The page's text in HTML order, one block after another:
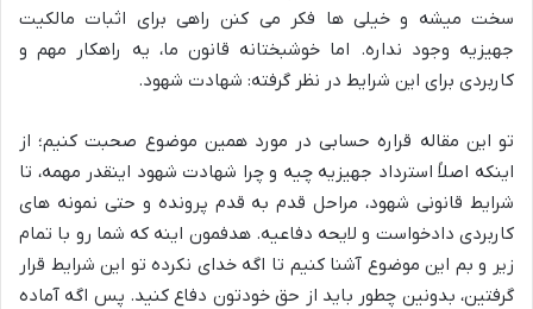
سخت میشه و خیلی ها فکر می کنن راهی برای اثبات مالکیت
جهیزیه وجود نداره. اما خوشبختانه قانون ما، یه راهکار مهم و
کاربردی برای این شرایط در نظر گرفته: شهادت شهود.
تو این مقاله قراره حسابی در مورد همین موضوع صحبت کنیم؛ از
اینکه اصلاً استرداد جهیزیه چیه و چرا شهادت شهود اینقدر مهمه، تا
شرایط قانونی شهود، مراحل قدم به قدم پرونده و حتی نمونه های
کاربردی دادخواست و لایحه دفاعیه. هدفمون اینه که شما رو با تمام
زیر و بم این موضوع آشنا کنیم تا اگه خدای نکرده تو این شرایط قرار
گرفتین، بدونین چطور باید از حق خودتون دفاع کنید. پس اگه آماده